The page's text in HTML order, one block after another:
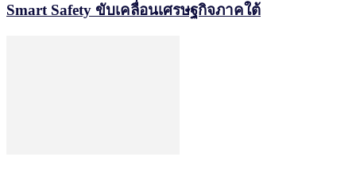
Smart Safety ขับเคลื่อนเศรษฐกิจภาคใต้